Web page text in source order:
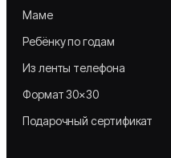
Маме
Ребёнку по годам
Из ленты телефона
Формат 30×30
Подарочный сертификат